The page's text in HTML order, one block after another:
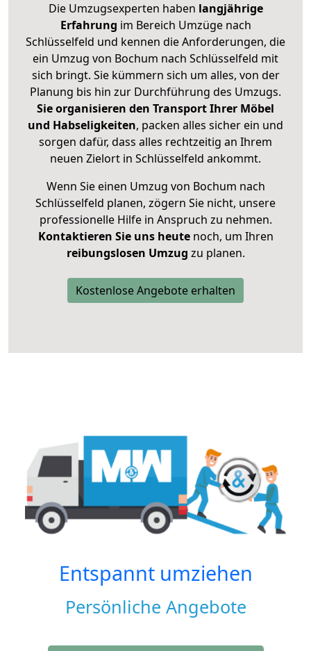
Die Umzugsexperten haben langjährige
Erfahrung im Bereich Umzüge nach
Schlüsselfeld und kennen die Anforderungen, die
ein Umzug von Bochum nach Schlüsselfeld mit
sich bringt. Sie kümmern sich um alles, von der
Planung bis hin zur Durchführung des Umzugs.
Sie organisieren den Transport Ihrer Möbel
und Habseligkeiten, packen alles sicher ein und
sorgen dafür, dass alles rechtzeitig an Ihrem
neuen Zielort in Schlüsselfeld ankommt.
Wenn Sie einen Umzug von Bochum nach
Schlüsselfeld planen, zögern Sie nicht, unsere
professionelle Hilfe in Anspruch zu nehmen.
Kontaktieren Sie uns heutenoch, um Ihren
reibungslosen Umzug zu planen.
Kostenlose Angebote erhalten
Entspannt umziehen
Persönliche Angebote